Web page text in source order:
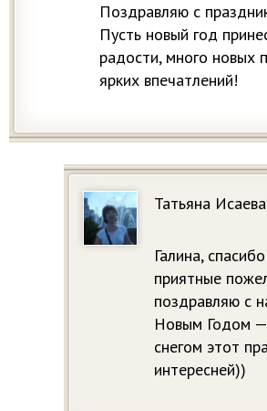
Поздравляю с
Пусть новый год
радости, много новых
ярких впечатлений!
Татьяна Исаева
Галина,
приятные
поздравляю с
Новым Годом —
снегом этот
интересней))